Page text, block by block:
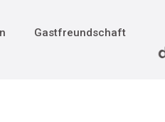
Gastfreundschaft